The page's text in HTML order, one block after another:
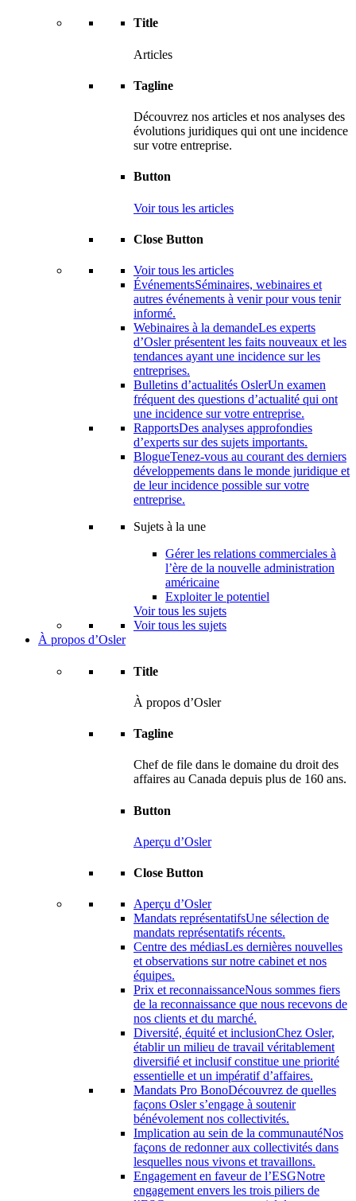
Title
Articles
Tagline
Découvrez nos articles et nos analyses des
évolutions juridiques qui ont une incidence
sur votre entreprise.
Button
Voir tous les articles
Close Button
Voir tous les articles
ÉvénementsSéminaires, webinaires et
autres événements à venir pour vous tenir
informé.
Webinaires à la demandeLes experts
d’Osler présentent les faits nouveaux et les
tendances ayant une incidence sur les
entreprises.
Bulletins d’actualités OslerUn examen
fréquent des questions d’actualité qui ont
une incidence sur votre entreprise.
RapportsDes analyses approfondies
d’experts sur des sujets importants.
BlogueTenez-vous au courant des derniers
développements dans le monde juridique et
de leur incidence possible sur votre
entreprise.
Sujets à la une
Gérer les relations commerciales à
l’ère de la nouvelle administration
américaine
Exploiter le potentiel
Voir tous les sujets
Voir tous les sujets
À propos d’Osler
Title
À propos d’Osler
Tagline
Chef de file dans le domaine du droit des
affaires au Canada depuis plus de 160 ans.
Button
Aperçu d’Osler
Close Button
Aperçu d’Osler
Mandats représentatifsUne sélection de
mandats représentatifs récents.
Centre des médiasLes dernières nouvelles
et observations sur notre cabinet et nos
équipes.
Prix ​​et reconnaissanceNous sommes fiers
de la reconnaissance que nous recevons de
nos clients et du marché.
Diversité, équité et inclusionChez Osler,
établir un milieu de travail véritablement
diversifié et inclusif constitue une priorité
essentielle et un impératif d’affaires.
Mandats Pro BonoDécouvrez de quelles
façons Osler s’engage à soutenir
bénévolement nos collectivités.
Implication au sein de la communautéNos
façons de redonner aux collectivités dans
lesquelles nous vivons et travaillons.
Engagement en faveur de l’ESGNotre
engagement envers les trois piliers de